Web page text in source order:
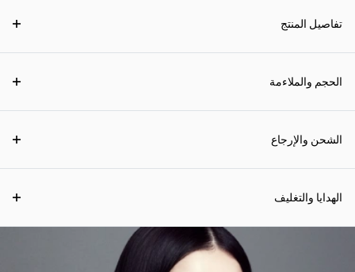
تفاصيل المنتج
الحجم والملاءمة
الشحن والإرجاع
الهدايا والتغليف